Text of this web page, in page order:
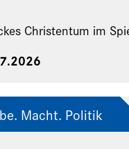
Christentum im
Macht. Politik